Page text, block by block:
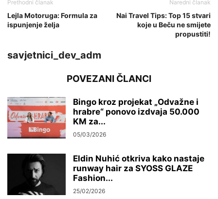
Prethodni članak
Lejla Motoruga: Formula za
ispunjenje želja
Naredni članak
Nai Travel Tips: Top 15 stvari
koje u Beču ne smijete
propustiti!
savjetnici_dev_adm
POVEZANI ČLANCI
Bingo kroz projekat „Odvažne i
hrabre“ ponovo izdvaja 50.000
KM za...
05/03/2026
Eldin Nuhić otkriva kako nastaje
runway hair za SYOSS GLAZE
Fashion...
25/02/2026